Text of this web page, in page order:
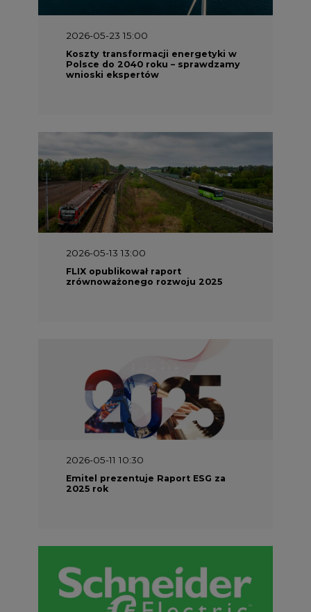
2026-05-23 15:00
Koszty transformacji energetyki w
Polsce do 2040 roku – sprawdzamy
wnioski ekspertów
2026-05-13 13:00
FLIX opublikował raport
zrównoważonego rozwoju 2025
2026-05-11 10:30
Emitel prezentuje Raport ESG za
2025 rok